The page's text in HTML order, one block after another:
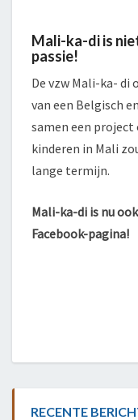
Mali-ka-di is
passie!
De vzw Mali-ka- di
van een Belgisch
samen een
kinderen in Mali
lange termijn.
Mali-ka-di is nu
Facebook-pagina!
RECENTE